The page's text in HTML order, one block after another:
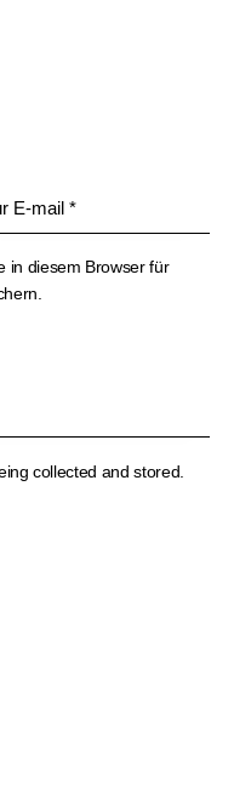
in diesem Browser für
collected and stored.